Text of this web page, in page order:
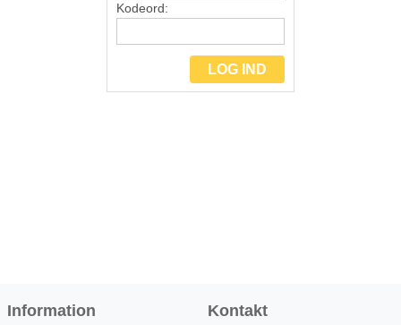
Kodeord:
Information Kontakt